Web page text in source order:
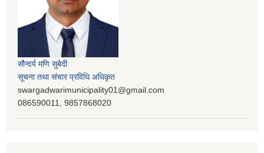
सौन्दर्य मणि सुबेदी
सूचना तथा संचार प्रविधि अधिकृत
swargadwarimunicipality01@gmail.com
086590011, 9857868020